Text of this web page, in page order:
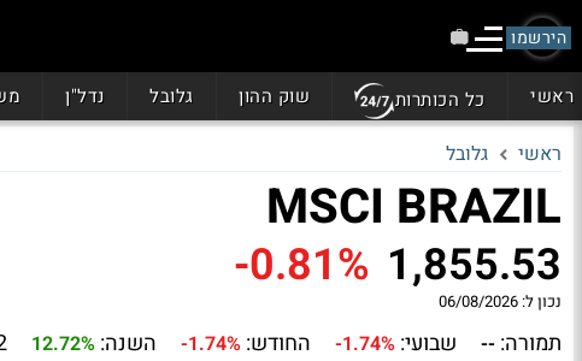
הירשמו
ראשי כל הכותרות שוק ההון גלובל נדל"ן
ראשי גלובל
MSCI BRAZIL
1,855.53
-0.81%
נכון ל: 06/08/2026
תמורה: -- שבועי: -1.74% החודש: -1.74% השנה: 12.72%